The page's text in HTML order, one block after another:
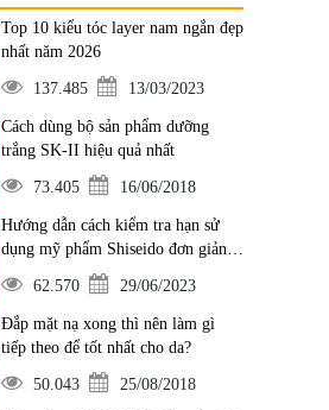
Top 10 kiểu tóc layer nam ngắn đẹp
nhất năm 2026
137.485 13/03/2023
Cách dùng bộ sản phẩm dưỡng
trắng SK-II hiệu quả nhất
73.405 16/06/2018
Hướng dẫn cách kiểm tra hạn sử
dụng mỹ phẩm Shiseido đơn giản
nhất
62.570 29/06/2023
Đắp mặt nạ xong thì nên làm gì
tiếp theo để tốt nhất cho da?
50.043 25/08/2018